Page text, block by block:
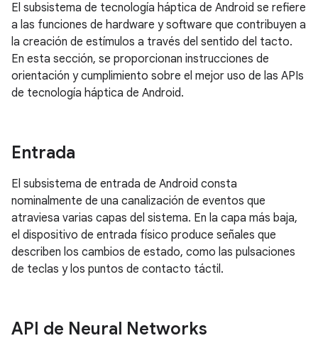
El subsistema de tecnología háptica de Android se refiere
a las funciones de hardware y software que contribuyen a
la creación de estímulos a través del sentido del tacto.
En esta sección, se proporcionan instrucciones de
orientación y cumplimiento sobre el mejor uso de las APIs
de tecnología háptica de Android.
Entrada
El subsistema de entrada de Android consta
nominalmente de una canalización de eventos que
atraviesa varias capas del sistema. En la capa más baja,
el dispositivo de entrada físico produce señales que
describen los cambios de estado, como las pulsaciones
de teclas y los puntos de contacto táctil.
API de Neural Networks